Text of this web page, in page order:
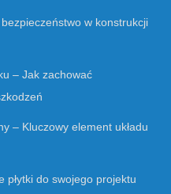
w konstrukcji
– Jak zachować
– Kluczowy element układu
płytki do swojego projektu